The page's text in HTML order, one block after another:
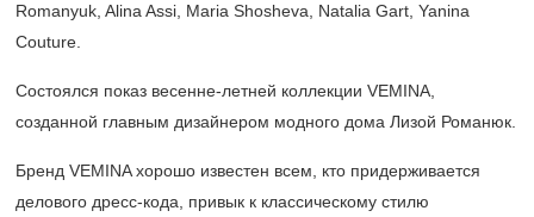
Romanyuk, Alina Assi, Maria Shosheva, Natalia Gart, Yanina
Couture.
Состоялся показ весенне-летней коллекции VEMINA,
созданной главным дизайнером модного дома Лизой Романюк.
Бренд VEMINA хорошо известен всем, кто придерживается
делового дресс-кода, привык к классическому стилю